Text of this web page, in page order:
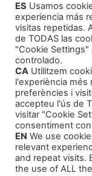
Comment
Agents
Produits
Cours de
ES Usamos
experiencia más
visitas repetidas.
de TODAS las
"Cookie
controlado.
CA Utilitzem
l'experiència més
preferències i
accepteu l'ús de
visitar "Cookie
consentiment
EN We use
relevant
and repeat visits.
the use of ALL